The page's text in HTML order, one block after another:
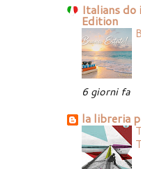
Italians
Edition
6 giorni fa
la libreria